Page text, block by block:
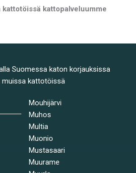
kattotöissä kattopalveluumme
Suomessa katon korjauksissa
muissa kattotöissä
Mouhijärvi
Muhos
Multia
Muonio
Mustasaari
Muurame